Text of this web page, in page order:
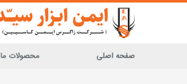
صفحه اصلی محصولات ما